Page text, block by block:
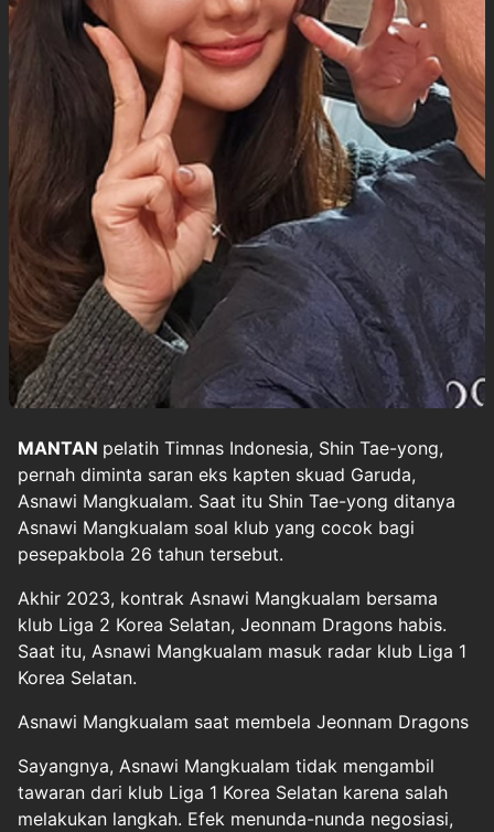
MANTAN pelatih Timnas Indonesia, Shin Tae-yong,
pernah diminta saran eks kapten skuad Garuda,
Asnawi Mangkualam. Saat itu Shin Tae-yong ditanya
Asnawi Mangkualam soal klub yang cocok bagi
pesepakbola 26 tahun tersebut.
Akhir 2023, kontrak Asnawi Mangkualam bersama
klub Liga 2 Korea Selatan, Jeonnam Dragons habis.
Saat itu, Asnawi Mangkualam masuk radar klub Liga 1
Korea Selatan.
Asnawi Mangkualam saat membela Jeonnam Dragons
Sayangnya, Asnawi Mangkualam tidak mengambil
tawaran dari klub Liga 1 Korea Selatan karena salah
melakukan langkah. Efek menunda-nunda negosiasi,